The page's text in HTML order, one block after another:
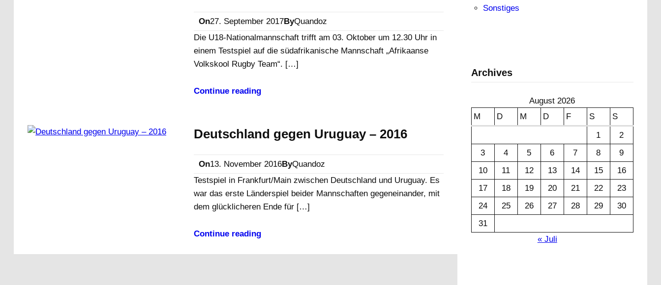
On27. September 2017ByQuandoz
Die U18-Nationalmannschaft trifft am 03. Oktober um 12.30 Uhr in
einem Testspiel auf die südafrikanische Mannschaft „Afrikaanse
Volkskool Rugby Team“. […]
Continue reading
Deutschland gegen Uruguay – 2016
On13. November 2016ByQuandoz
Testspiel in Frankfurt/Main zwischen Deutschland und Uruguay. Es
war das erste Länderspiel beider Mannschaften gegeneinander, mit
dem glücklicheren Ende für […]
Continue reading
Sonstiges
Archives
August 2026
M
D M D F S
S
1
2
3
4 5 6 7 8
9
10
11 12 13 14 15
16
17
18 19 20 21 22
23
24
25 26 27 28 29
30
31
« Juli